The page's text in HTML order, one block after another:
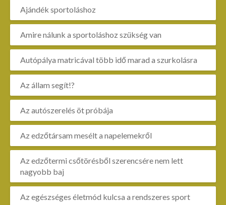
Ajándék sportoláshoz
Amire nálunk a sportoláshoz szükség van
Autópálya matricával több idő marad a szurkolásra
Az állam segít!?
Az autószerelés öt próbája
Az edzőtársam mesélt a napelemekről
Az edzőtermi csőtörésből szerencsére nem lett
nagyobb baj
Az egészséges életmód kulcsa a rendszeres sport